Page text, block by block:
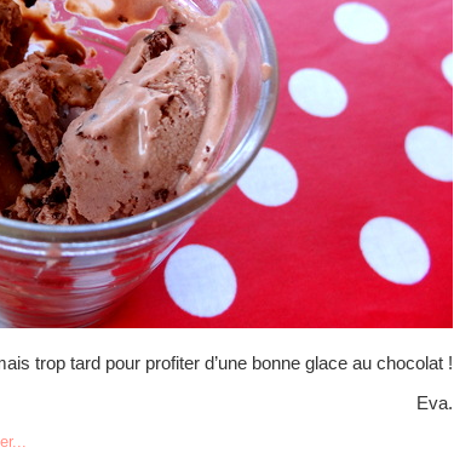
trop tard pour profiter d’une bonne glace au chocolat !
Eva.